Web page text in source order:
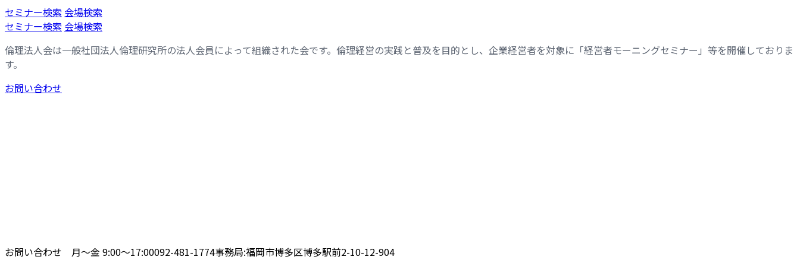
コ
ン
ン
ツ
へ
ス
ナ
ビ
ー
シ
ョ
ン
セミナー検索 会場検索
セミナー検索 会場検索
倫理法人会は一般社団法人倫理研究所の法人会員によって組織された会です。倫理経営の実践と普及を目的とし、企業経営者を対象に「経営者モーニングセミナー」等を開催しておりま
す。
お問い合わせ
お問い合わせ 月〜金 9:00〜17:00092-481-1774事務局:福岡市博多区博多駅前2-10-12-904